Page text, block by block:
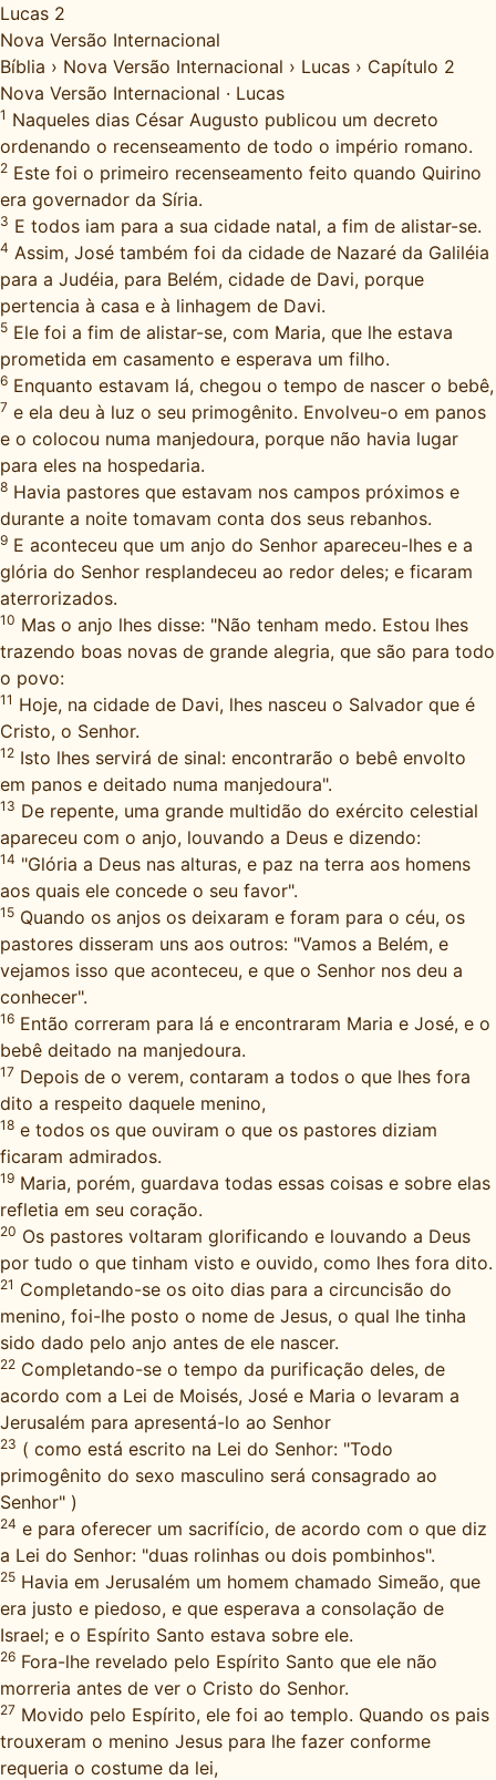
Lucas 2
Nova Versão Internacional
Bíblia › Nova Versão Internacional › Lucas › Capítulo 2
Nova Versão Internacional · Lucas
1 Naqueles dias César Augusto publicou um decreto
ordenando o recenseamento de todo o império romano.
2 Este foi o primeiro recenseamento feito quando Quirino
era governador da Síria.
3 E todos iam para a sua cidade natal, a fim de alistar-se.
4 Assim, José também foi da cidade de Nazaré da Galiléia
para a Judéia, para Belém, cidade de Davi, porque
pertencia à casa e à linhagem de Davi.
5 Ele foi a fim de alistar-se, com Maria, que lhe estava
prometida em casamento e esperava um filho.
6 Enquanto estavam lá, chegou o tempo de nascer o bebê,
7 e ela deu à luz o seu primogênito. Envolveu-o em panos
e o colocou numa manjedoura, porque não havia lugar
para eles na hospedaria.
8 Havia pastores que estavam nos campos próximos e
durante a noite tomavam conta dos seus rebanhos.
9 E aconteceu que um anjo do Senhor apareceu-lhes e a
glória do Senhor resplandeceu ao redor deles; e ficaram
aterrorizados.
10 Mas o anjo lhes disse: "Não tenham medo. Estou lhes
trazendo boas novas de grande alegria, que são para todo
o povo:
11 Hoje, na cidade de Davi, lhes nasceu o Salvador que é
Cristo, o Senhor.
12 Isto lhes servirá de sinal: encontrarão o bebê envolto
em panos e deitado numa manjedoura".
13 De repente, uma grande multidão do exército celestial
apareceu com o anjo, louvando a Deus e dizendo:
14 "Glória a Deus nas alturas, e paz na terra aos homens
aos quais ele concede o seu favor".
15 Quando os anjos os deixaram e foram para o céu, os
pastores disseram uns aos outros: "Vamos a Belém, e
vejamos isso que aconteceu, e que o Senhor nos deu a
conhecer".
16 Então correram para lá e encontraram Maria e José, e o
bebê deitado na manjedoura.
17 Depois de o verem, contaram a todos o que lhes fora
dito a respeito daquele menino,
18 e todos os que ouviram o que os pastores diziam
ficaram admirados.
19 Maria, porém, guardava todas essas coisas e sobre elas
refletia em seu coração.
20 Os pastores voltaram glorificando e louvando a Deus
por tudo o que tinham visto e ouvido, como lhes fora dito.
21 Completando-se os oito dias para a circuncisão do
menino, foi-lhe posto o nome de Jesus, o qual lhe tinha
sido dado pelo anjo antes de ele nascer.
22 Completando-se o tempo da purificação deles, de
acordo com a Lei de Moisés, José e Maria o levaram a
Jerusalém para apresentá-lo ao Senhor
23 ( como está escrito na Lei do Senhor: "Todo
primogênito do sexo masculino será consagrado ao
Senhor" )
24 e para oferecer um sacrifício, de acordo com o que diz
a Lei do Senhor: "duas rolinhas ou dois pombinhos".
25 Havia em Jerusalém um homem chamado Simeão, que
era justo e piedoso, e que esperava a consolação de
Israel; e o Espírito Santo estava sobre ele.
26 Fora-lhe revelado pelo Espírito Santo que ele não
morreria antes de ver o Cristo do Senhor.
27 Movido pelo Espírito, ele foi ao templo. Quando os pais
trouxeram o menino Jesus para lhe fazer conforme
requeria o costume da lei,